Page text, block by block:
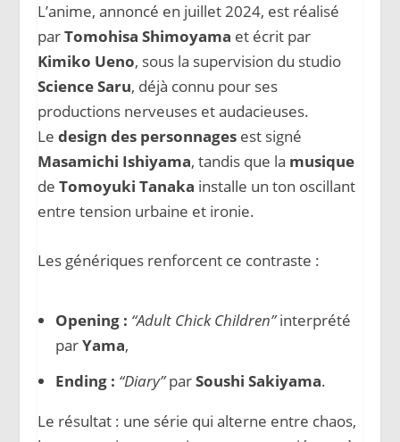
L’anime, annoncé en juillet 2024, est réalisé
parTomohisa Shimoyama et écrit par
Kimiko Ueno, sous la supervision du studio
Science Saru, déjà connu pour ses
productions nerveuses et audacieuses.
Ledesign des personnages est signé
Masamichi Ishiyama, tandis que la musique
deTomoyuki Tanaka installe un ton oscillant
entre tension urbaine et ironie.
Les génériques renforcent ce contraste :
Opening : “Adult Chick Children”interprété
parYama,
Ending : “Diary”parSoushi Sakiyama.
Le résultat : une série qui alterne entre chaos,